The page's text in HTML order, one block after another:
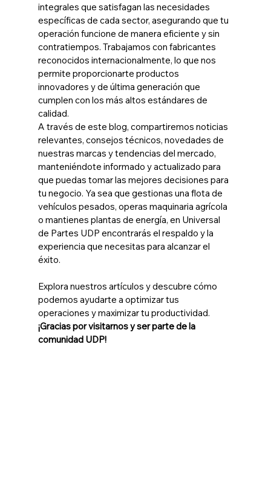
integrales que satisfagan las necesidades
específicas de cada sector, asegurando que tu
operación funcione de manera eficiente y sin
contratiempos. Trabajamos con fabricantes
reconocidos internacionalmente, lo que nos
permite proporcionarte productos
innovadores y de última generación que
cumplen con los más altos estándares de
calidad.
A través de este blog, compartiremos noticias
relevantes, consejos técnicos, novedades de
nuestras marcas y tendencias del mercado,
manteniéndote informado y actualizado para
que puedas tomar las mejores decisiones para
tu negocio. Ya sea que gestionas una flota de
vehículos pesados, operas maquinaria agrícola
o mantienes plantas de energía, en Universal
de Partes UDP encontrarás el respaldo y la
experiencia que necesitas para alcanzar el
éxito.
Explora nuestros artículos y descubre cómo
podemos ayudarte a optimizar tus
operaciones y maximizar tu productividad.
¡Gracias por visitarnos y ser parte de la
comunidad UDP!